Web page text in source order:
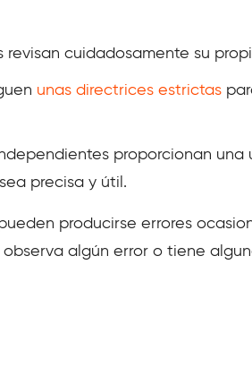
revisan cuidadosamente su
unas directrices estrictas
proporcionan
precisa y útil.
producirse errores
algún error o tiene